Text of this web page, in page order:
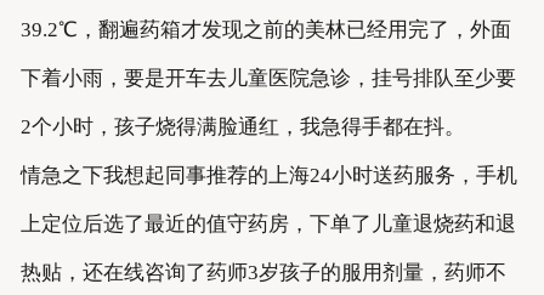
39.2℃，翻遍药箱才发现之前的美林已经用完了，外面
下着小雨，要是开车去儿童医院急诊，挂号排队至少要
2个小时，孩子烧得满脸通红，我急得手都在抖。
情急之下我想起同事推荐的上海24小时送药服务，手机
上定位后选了最近的值守药房，下单了儿童退烧药和退
热贴，还在线咨询了药师3岁孩子的服用剂量，药师不